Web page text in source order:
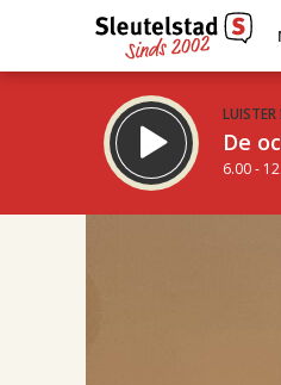
LUISTER
De
6.00 -